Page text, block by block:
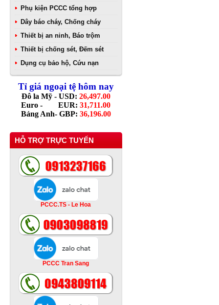
Phụ kiện PCCC tổng hợp
Dây báo cháy, Chống cháy
Thiết bị an ninh, Báo trộm
Thiết bị chống sét, Đếm sét
Dụng cụ bảo hộ, Cứu nạn
Tỉ giá ngoại tệ hôm nay
Đô la Mỹ - USD: 26,497.00
Euro - EUR: 31,711.00
Bảng Anh- GBP: 36,196.00
HỖ TRỢ TRỰC TUYẾN
PCCC.TS - Le Hoa
PCCC Tran Sang